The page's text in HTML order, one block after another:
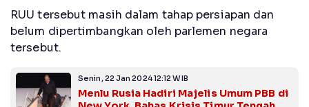
RUU tersebut masih dalam tahap persiapan dan
belum dipertimbangkan oleh parlemen negara
tersebut.
Senin, 22 Jan 2024 12:12 WIB
Menlu Rusia Hadiri Majelis Umum PBB di